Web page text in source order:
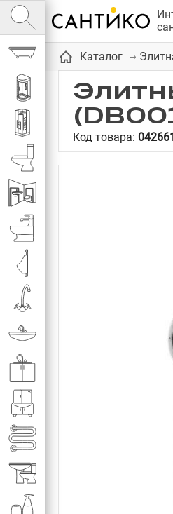
Ванны
Душевые кабины
Душевые
Раковины в ванную
Каталог
Код товара: 042661